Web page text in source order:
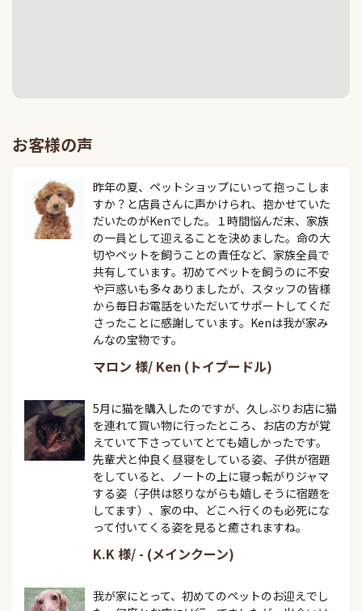
お客様の声
昨年の夏、ペットショップにいって抱っこしま
すか？と店員さんに声かけられ、抱かせていた
だいたのがKenでした。１時間悩んだ末、家族
の一員として迎えることを決めました。命の大
切やペットを飼うことの責任など、家族全員で
共有しています。初めてペットを飼うのに不安
や戸惑いも多々ありましたが、スタッフの皆様
から毎日お電話をいただいてサポートしてくだ
さったことに感謝しています。Kenは我が家み
んなの宝物です。
マロン 様/ Ken (トイプードル)
5月に猫を購入したのですが、久しぶりお店に猫
を連れて買い物に行ったところ、お店の方が覚
えていて下さっていてとても嬉しかったです。
先輩犬と仲良く昼寝をしている姿、子供が宿題
をしていると、ノートの上に寝っ転がりジャマ
する姿（子供は怒りながらも嬉しそうに宿題を
してます）、家の中、どこへ行くのも必死にな
って付いてくる姿を見ると癒されますね。
K.K 様/ - (メインクーン)
我が家にとって、初めてのペットのお迎えでし